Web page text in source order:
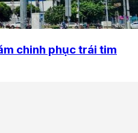
chinh phục trái tim